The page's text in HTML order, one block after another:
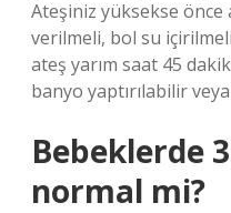
Ateşiniz yüksekse
verilmeli, bol su
ateş yarım saat 45
banyo yaptırılabilir
Bebeklerde
normal mi?